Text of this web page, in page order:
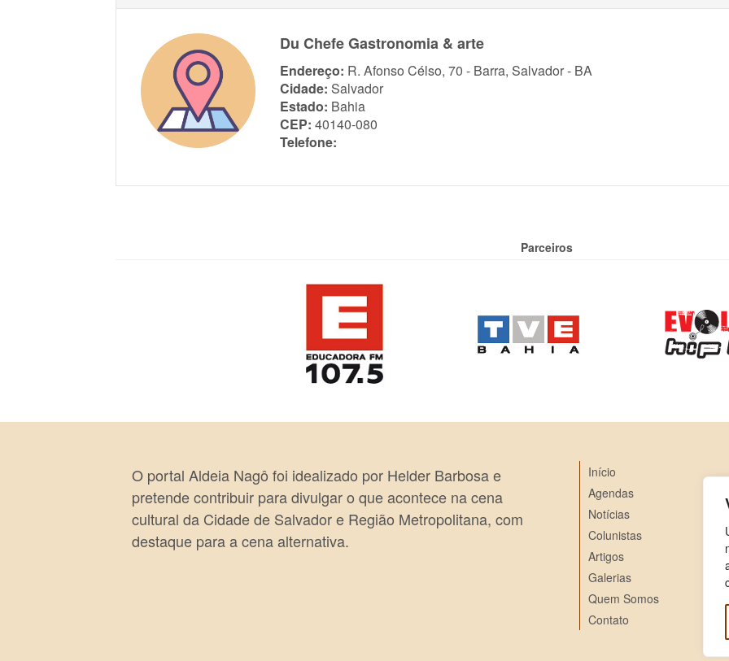
Du Chefe Gastronomia & arte
Endereço: R. Afonso Célso, 70 - Barra, Salvador - BA
Cidade: Salvador
Estado: Bahia
CEP: 40140-080
Telefone:
Parceiros
O portal Aldeia Nagô foi idealizado por Helder Barbosa e
pretende contribuir para divulgar o que acontece na cena
cultural da Cidade de Salvador e Região Metropolitana, com
destaque para a cena alternativa.
Início
Agendas
Notícias
Colunistas
Artigos
Galerias
Quem Somos
Contato